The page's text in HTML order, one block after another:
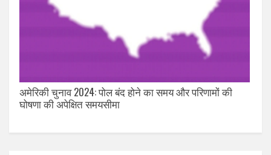
अमेरिकी चुनाव 2024: पोल बंद होने का समय और परिणामों की
घोषणा की अपेक्षित समयसीमा